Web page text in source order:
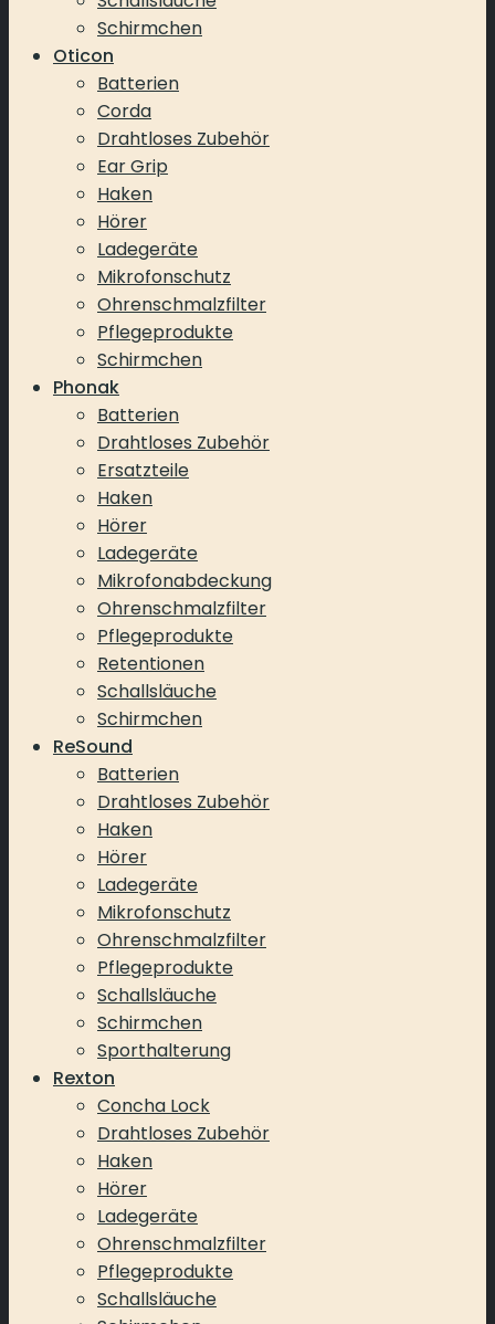
Schirmchen
Oticon
Batterien
Corda
Drahtloses Zubehör
Ear Grip
Haken
Hörer
Ladegeräte
Mikrofonschutz
Ohrenschmalzfilter
Pflegeprodukte
Schirmchen
Phonak
Batterien
Drahtloses Zubehör
Ersatzteile
Haken
Hörer
Ladegeräte
Mikrofonabdeckung
Ohrenschmalzfilter
Pflegeprodukte
Retentionen
Schallsläuche
Schirmchen
ReSound
Batterien
Drahtloses Zubehör
Haken
Hörer
Ladegeräte
Mikrofonschutz
Ohrenschmalzfilter
Pflegeprodukte
Schallsläuche
Schirmchen
Sporthalterung
Rexton
Concha Lock
Drahtloses Zubehör
Haken
Hörer
Ladegeräte
Ohrenschmalzfilter
Pflegeprodukte
Schallsläuche